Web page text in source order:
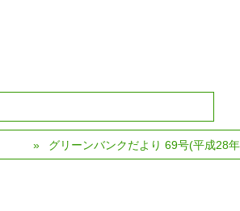
グリーンバンクだより 69号(平成28